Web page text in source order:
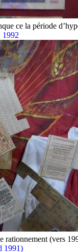
ce la période
1992
rationnement (vers
1991)